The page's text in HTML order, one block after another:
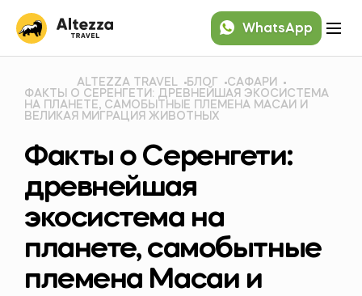
WhatsApp
ALTEZZA TRAVEL БЛОГ
САФАРИ
ФАКТЫ О СЕРЕНГЕТИ: ДРЕВНЕЙШАЯ ЭКОСИСТЕМА
НА ПЛАНЕТЕ, САМОБЫТНЫЕ ПЛЕМЕНА МАСАИ И
ВЕЛИКАЯ МИГРАЦИЯ ЖИВОТНЫХ
Факты о Серенгети:
древнейшая
экосистема на
планете, самобытные
племена Масаи и